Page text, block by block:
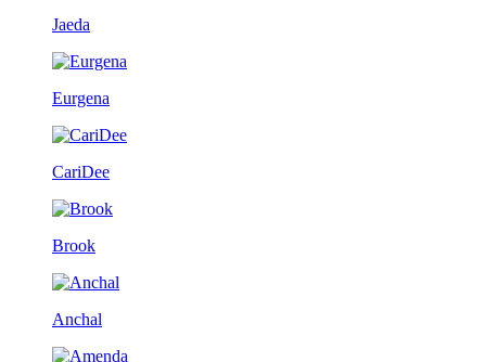
Jaeda
Eurgena
CariDee
Brook
Anchal